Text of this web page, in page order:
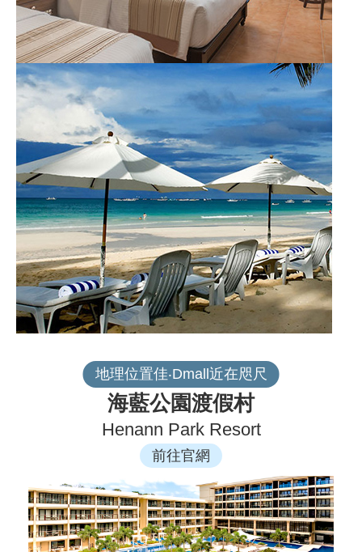
地理位置佳‧Dmall近在咫尺
海藍公園渡假村
Henann Park Resort
前往官網